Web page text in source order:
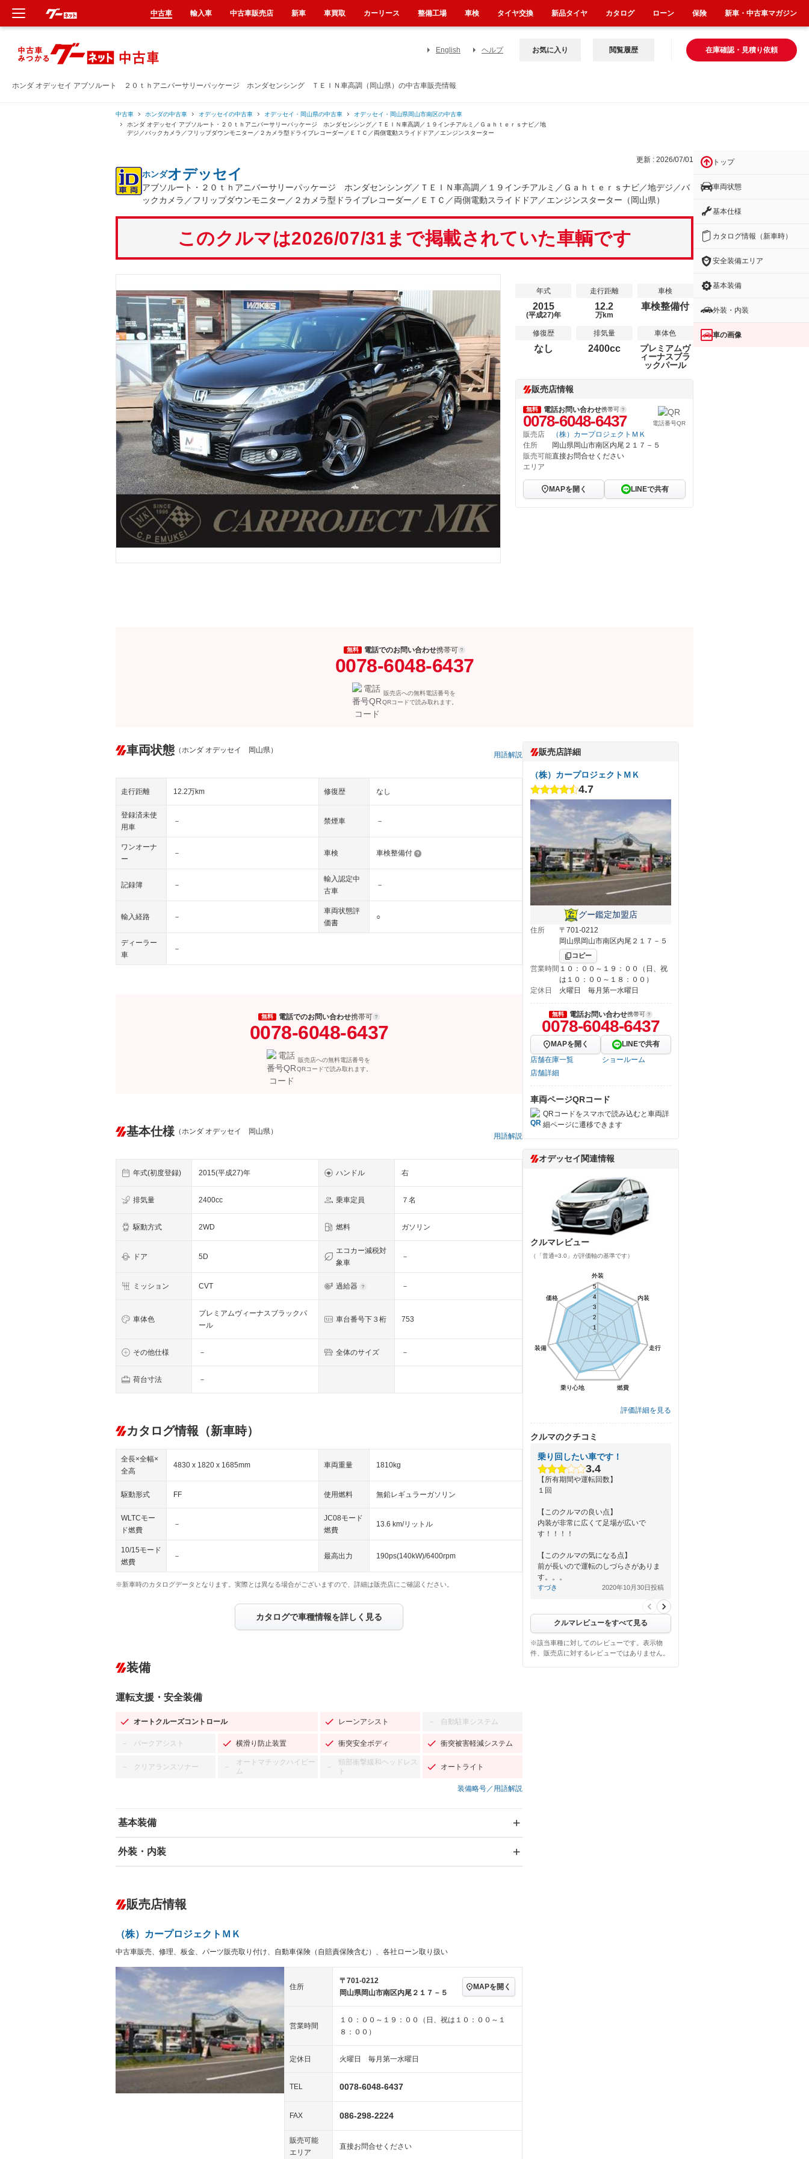
ホンダ オデッセイ アブソルート ２０ｔｈアニバーサリーパッケージ ホンダセンシング ＴＥＩＮ車高調（岡山県）の中古車販売情報
English ヘルプ 在庫確認・見積り依頼
お気に入り 閲覧履歴
中古車 ホンダの中古車 オデッセイの中古車 オデッセイ・岡山県の中古車
オデッセイ・岡山県岡山市南区の中古車
ホンダ オデッセイ アブソルート・２０ｔｈアニバーサリーパッケージ ホンダセンシング／ＴＥＩＮ車高調／１９インチアルミ／Ｇａｈｔｅｒｓナビ／地
デジ／バックカメラ／フリップダウンモニター／２カメラ型ドライブレコーダー／ＥＴＣ／両側電動スライドドア／エンジンスターター
更新 : 2026/07/01
ホンダオデッセイ
アブソルート・２０ｔｈアニバーサリーパッケージ ホンダセンシング／ＴＥＩＮ車高調／１９インチアルミ／Ｇａｈｔｅｒｓナビ／地デジ／バ
ックカメラ／フリップダウンモニター／２カメラ型ドライブレコーダー／ＥＴＣ／両側電動スライドドア／エンジンスターター（岡山県）
このクルマは2026/07/31まで掲載されていた車輌です
年式
2015
(平成27)年
走行距離
12.2
万km
車検
車検整備付
修復歴
なし
排気量
2400cc
車体色
プレミアムヴ
ィーナスブラ
ックパール
販売店情報
無料 電話お問い合わせ携帯可
0078-6048-6437 電話番号QR
販売店
（株）カープロジェクトＭＫ
住所
岡山県岡山市南区内尾２１７－５
販売可能
エリア
直接お問合せください
MAPを開く LINEで共有
無料 電話でのお問い合わせ携帯可
0078-6048-6437
販売店への無料電話番号を
QRコードで読み取れます。
車両状態 （ホンダ オデッセイ 岡山県）
用語解説
走行距離 12.2万km 修復歴 なし
登録済未使
用車
－ 禁煙車 －
ワンオーナ
ー
－ 車検 車検整備付
記録簿 －
輸入認定中
古車
－
輸入経路 －
車両状態評
価書
○
ディーラー
車
－
無料 電話でのお問い合わせ携帯可
0078-6048-6437
販売店への無料電話番号を
QRコードで読み取れます。
基本仕様 （ホンダ オデッセイ 岡山県）
用語解説
年式(初度登録) 2015(平成27)年 ハンドル 右
排気量 2400cc 乗車定員 ７名
駆動方式 2WD 燃料 ガソリン
ドア 5D
エコカー減税対
象車
－
ミッション CVT 過給器 －
車体色
プレミアムヴィーナスブラックパ
ール
車台番号下３桁 753
その他仕様 － 全体のサイズ －
荷台寸法 －
カタログ情報（新車時）
全長×全幅×
全高
4830 x 1820 x 1685mm 車両重量 1810kg
駆動形式 FF 使用燃料 無鉛レギュラーガソリン
WLTCモー
ド燃費
－
JC08モード
燃費
13.6 km/リットル
10/15モード
燃費
－ 最高出力 190ps(140kW)/6400rpm
※新車時のカタログデータとなります。実際とは異なる場合がございますので、詳細は販売店にご確認ください。
カタログで車種情報を詳しく見る
装備
運転支援・安全装備
オートクルーズコントロール レーンアシスト － 自動駐車システム
－ パークアシスト 横滑り防止装置 衝突安全ボディ 衝突被害軽減システム
－ クリアランスソナー －
オートマチックハイビー
ム
－
頸部衝撃緩和ヘッドレス
ト
オートライト
装備略号／用語解説
基本装備
エアバッグ：運転席/助手席/サイド
－ ダウンヒルアシストコントロール
Bluetooth接続
装備略号／用語解説
外装・内装
オーディオ：CDまたはCDチェンジャー／ミュージック
プレイヤー接続可／ミュージックサーバー
－
ヘッドライトウォッシャ
ー
－ 革シート
LEDヘッドランプ － HID(キセノンライト) － ポータブルナビ バックカメラ
ETC スマートキー ローダウン
－ ランフラットタイヤ パワーシート 3列シート ベンチシート
－ フルフラットシート － チップアップシート オットマン － 電動格納サードシート
－ シートヒーター ウォークスルー
－ フロントカメラ － シートエアコン 全周囲カメラ
エアサスペンション
販売店情報
（株）カープロジェクトＭＫ
中古車販売、修理、板金、パーツ販売取り付け、自動車保険（自賠責保険含む）、各社ローン取り扱い
住所
〒701-0212
岡山県岡山市南区内尾２１７－５
MAPを開く
営業時間
１０：００～１９：００（日、祝は１０：００～１
８：００）
定休日 火曜日 毎月第一水曜日
TEL 0078-6048-6437
FAX 086-298-2224
販売可能
エリア
直接お問合せください
販売店詳細
（株）カープロジェクトＭＫ
4.7
グー鑑定加盟店
住所
〒701-0212
岡山県岡山市南区内尾２１７－５
コピー
営業時間 １０：００～１９：００（日、祝
は１０：００～１８：００）
定休日
火曜日 毎月第一水曜日
無料 電話お問い合わせ携帯可
0078-6048-6437
MAPを開く
LINEで共有
店舗在庫一覧
ショールーム
店舗詳細
車両ページQRコード
QRコードをスマホで読み込むと車両詳
細ページに遷移できます
オデッセイ関連情報
クルマレビュー
（「普通=3.0」が評価軸の基準です）
外装
内装
走行
燃費
乗り心地
装備
価格
1
2
3
4
5
外装
内装
走行
燃費
乗り心地
装備
価格
1
2
3
4
5
評価詳細を見る
クルマのクチコミ
乗り回したい車です！
3.4
【所有期間や運転回数】
１回
【このクルマの良い点】
内装が非常に広くて足場が広いで
す！！！！
【このクルマの気になる点】
前が長いので運転のしづらさがありま
す。。。
車の運転に苦手意識のある方は難…
すづき 2020年10月30日投稿
クルマレビューをすべて見る
※該当車種に対してのレビューです。表示物
件、販売店に対するレビューではありません。
トップ
車両状態
基本仕様
カタログ情報（新車時）
安全装備エリア
基本装備
外装・内装
車の画像
中古車 輸入車 中古車販売店 新車 車買取 カーリース 整備工場 車検 タイヤ交換 新品タイヤ カタログ ローン 保険 新車・中古車マガジン
新車
中古車